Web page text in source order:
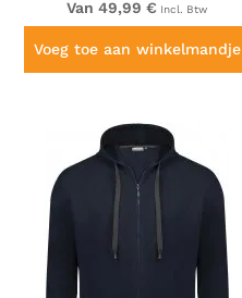
Van 49,99 € Incl. Btw
Voeg toe aan winkelmandje